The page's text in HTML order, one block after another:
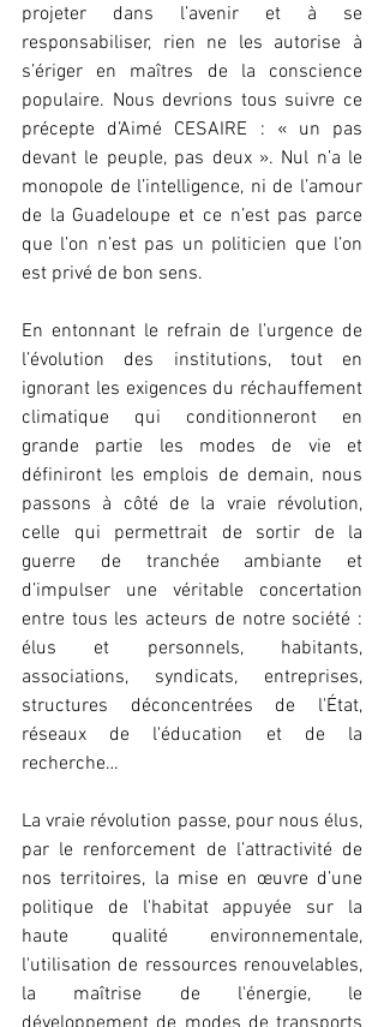
projeter dans l’avenir et à se
responsabiliser, rien ne les autorise à
s’ériger en maîtres de la conscience
populaire. Nous devrions tous suivre ce
précepte d’Aimé CESAIRE : « un pas
devant le peuple, pas deux ». Nul n’a le
monopole de l’intelligence, ni de l’amour
de la Guadeloupe et ce n’est pas parce
que l’on n’est pas un politicien que l’on
est privé de bon sens.
En entonnant le refrain de l’urgence de
l’évolution des institutions, tout en
ignorant les exigences du réchauffement
climatique qui conditionneront en
grande partie les modes de vie et
définiront les emplois de demain, nous
passons à côté de la vraie révolution,
celle qui permettrait de sortir de la
guerre de tranchée ambiante et
d’impulser une véritable concertation
entre tous les acteurs de notre société :
élus et personnels, habitants,
associations, syndicats, entreprises,
structures déconcentrées de l'État,
réseaux de l'éducation et de la
recherche…
La vraie révolution passe, pour nous élus,
par le renforcement de l’attractivité de
nos territoires, la mise en œuvre d’une
politique de l'habitat appuyée sur la
haute qualité environnementale,
l'utilisation de ressources renouvelables,
la maîtrise de l'énergie, le